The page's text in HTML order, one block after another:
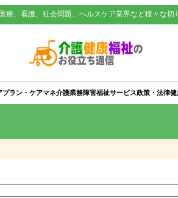
、看護、社会問題、ヘルスケア業界など様々な切
プラン・ケアマネ介護業務障害福祉サービス政策・法律健